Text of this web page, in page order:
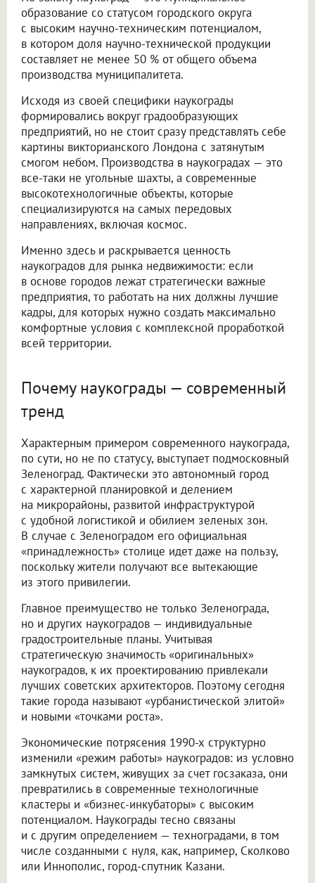
образование со статусом городского округа
с высоким научно-техническим потенциалом,
в котором доля научно-технической продукции
составляет не менее 50 % от общего объема
производства муниципалитета.
Исходя из своей специфики наукограды
формировались вокруг градообразующих
предприятий, но не стоит сразу представлять себе
картины викторианского Лондона с затянутым
смогом небом. Производства в наукоградах — это
все-таки не угольные шахты, а современные
высокотехнологичные объекты, которые
специализируются на самых передовых
направлениях, включая космос.
Именно здесь и раскрывается ценность
наукоградов для рынка недвижимости: если
в основе городов лежат стратегически важные
предприятия, то работать на них должны лучшие
кадры, для которых нужно создать максимально
комфортные условия с комплексной проработкой
всей территории.
Почему наукограды — современный
тренд
Характерным примером современного наукограда,
по сути, но не по статусу, выступает подмосковный
Зеленоград. Фактически это автономный город
с характерной планировкой и делением
на микрорайоны, развитой инфраструктурой
с удобной логистикой и обилием зеленых зон.
В случае с Зеленоградом его официальная
«принадлежность» столице идет даже на пользу,
поскольку жители получают все вытекающие
из этого привилегии.
Главное преимущество не только Зеленограда,
но и других наукоградов — индивидуальные
градостроительные планы. Учитывая
стратегическую значимость «оригинальных»
наукоградов, к их проектированию привлекали
лучших советских архитекторов. Поэтому сегодня
такие города называют «урбанистической элитой»
и новыми «точками роста».
Экономические потрясения 1990-х структурно
изменили «режим работы» наукоградов: из условно
замкнутых систем, живущих за счет госзаказа, они
превратились в современные технологичные
кластеры и «бизнес-инкубаторы» с высоким
потенциалом. Наукограды тесно связаны
и с другим определением — техноградами, в том
числе созданными с нуля, как, например, Сколково
или Иннополис, город-спутник Казани.